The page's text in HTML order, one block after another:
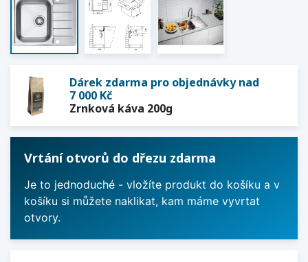
Dárek zdarma pro objednávky nad
7 000 Kč
Zrnková káva 200g
Vrtání otvorů do dřezu zdarma
Je to jednoduché - vložíte produkt do košíku a v
košíku si můžete naklikat, kam máme vyvrtat
otvory.